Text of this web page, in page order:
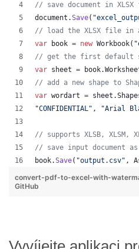
// save document in XLSX
document .Save(
// load the XLSX file in
var
book = new Workbook(
// get the first default
var sheet = book.
// add a new shape to
var wordart = sheet .
"CONFIDENTIAL" , "Arial
// supports XLSB, XLSM,
// save input document as
book.Save( "output.csv" ,
convert-pdf-to-excel-with-
GitHub